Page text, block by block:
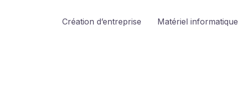
Création d’entreprise Matériel informatique